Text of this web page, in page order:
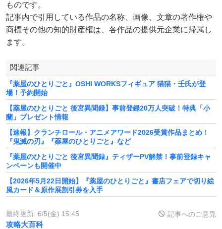
ものです。
記事内で引用している作品の名称、画像、文章の著作権や
商標その他の知的財産権は、各作品の提供元企業に帰属し
ます。
関連記事
『薬屋のひとりごと』OSHI WORKSフィギュア 猫猫・壬氏が登
場！予約開始
【薬屋のひとりごと 後宮異聞録】事前登録20万人突破！特典「小
蘭」プレゼント情報
【速報】クランチロール・アニメアワード2026受賞作品まとめ！
『鬼滅の刃』『薬屋のひとりごと』など
『薬屋のひとりごと 後宮異聞録』ティザーPV解禁！事前登録キャ
ンペーンも開催中
【2026年5月22日開始】『薬屋のひとりごと』書店フェアで切り絵
風カード＆原作展割引券を入手
最終更新: 6/5(金) 15:45 記事へのご意見
攻略大百科